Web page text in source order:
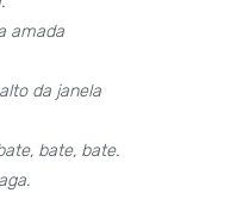
amada
da janela
bate, bate.